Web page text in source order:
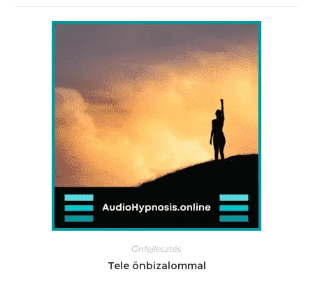
Önfejlesztés
Tele önbizalommal